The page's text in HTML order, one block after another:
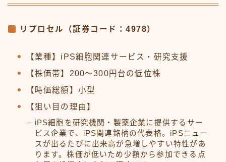
リプロセル（証券コード：4978）
【業種】iPS細胞関連サービス・研究支援
【株価帯】200〜300円台の低位株
【時価総額】小型
【狙い目の理由】
iPS細胞を研究機関・製薬企業に提供するサー
ビス企業で、iPS関連銘柄の代表格。iPSニュー
スが出るたびに出来高が急増しやすい特性があ
ります。株価が低いため少額から参加できる点